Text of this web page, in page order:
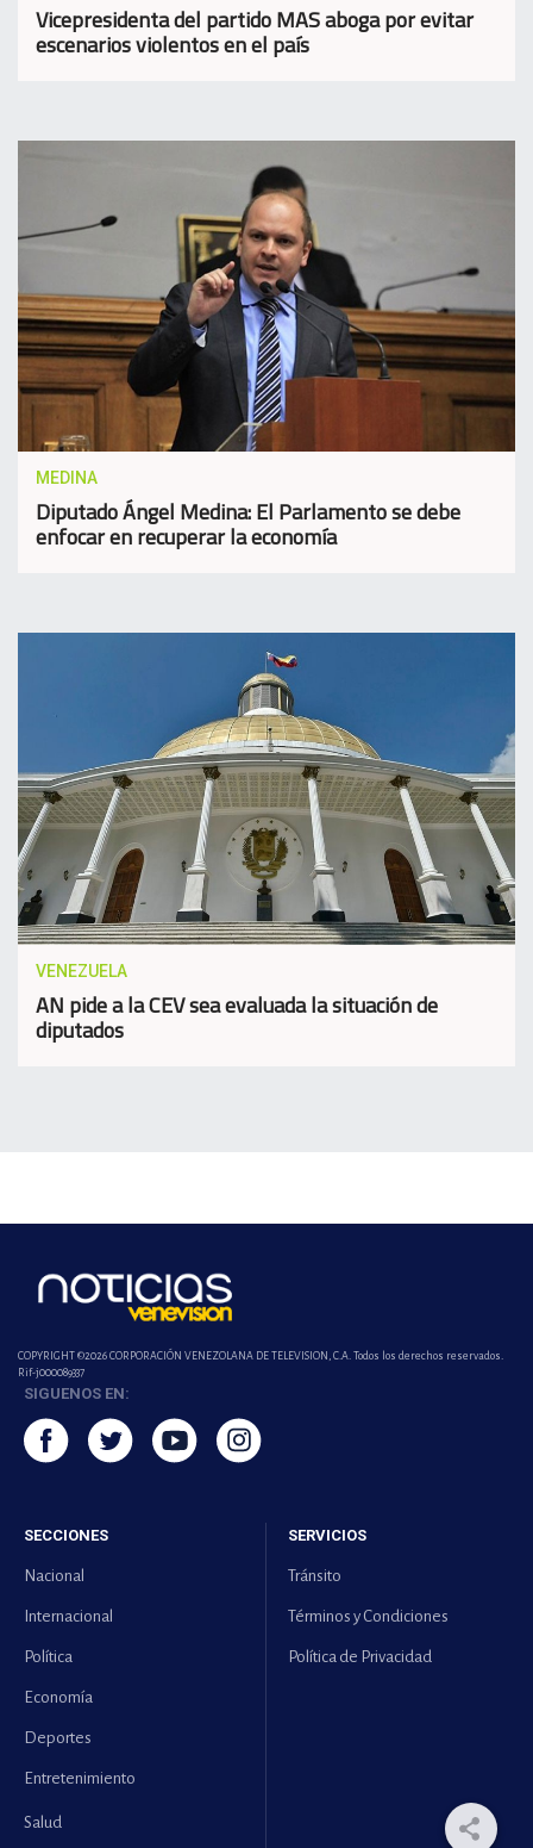
Vicepresidenta del partido MAS aboga por evitar
escenarios violentos en el país
MEDINA
Diputado Ángel Medina: El Parlamento se debe
enfocar en recuperar la economía
VENEZUELA
AN pide a la CEV sea evaluada la situación de
diputados
COPYRIGHT ©2026 CORPORACIÓN VENEZOLANA DE TELEVISION, C.A. Todos los derechos reservados.
Rif-j000089337
SIGUENOS EN:
SECCIONES
Nacional
Internacional
Política
Economía
Deportes
Entretenimiento
Salud
SERVICIOS
Tránsito
Términos y Condiciones
Política de Privacidad